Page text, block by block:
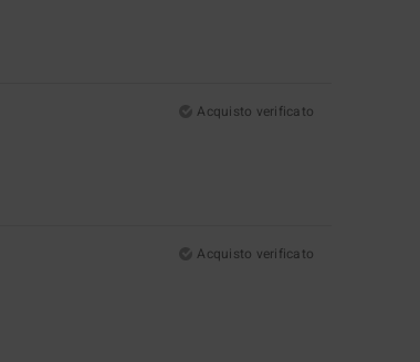
Acquisto verificato
Acquisto verificato